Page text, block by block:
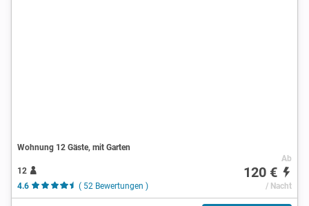
Wohnung 12 Gäste, mit Garten
12
4.6
( 52 Bewertungen )
Ab
120 €
/ Nacht